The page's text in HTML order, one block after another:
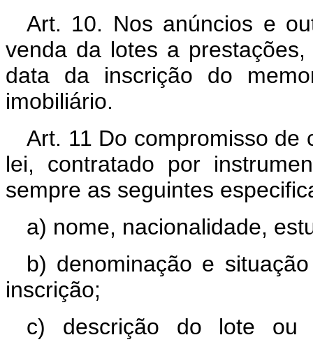
Art. 10. Nos anúncios e
venda da lotes a
data da inscrição do
imobiliário.
Art. 11 Do compromisso de
lei, contratado por
sempre as seguintes
a) nome, nacionalidade,
b) denominação e
inscrição;
c) descrição do lote ou